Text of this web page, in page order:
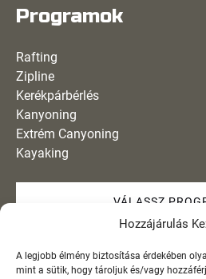
Hozzájárulás
A legjobb élmény biztosítása érdekében
mint a sütik, hogy tároljuk és/vagy
Programok
Rafting
Zipline
Kerékpárbérlés
Kanyoning
Extrém Canyoning
Kayaking
VÁLASSZ
Info